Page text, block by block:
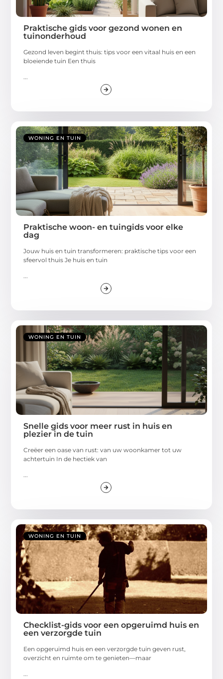
Praktische gids voor gezond wonen en
tuinonderhoud
Gezond leven begint thuis: tips voor een vitaal huis en een
bloeiende tuin Een thuis
...
WONING EN TUIN
Praktische woon- en tuingids voor elke
dag
Jouw huis en tuin transformeren: praktische tips voor een
sfeervol thuis Je huis en tuin
...
WONING EN TUIN
Snelle gids voor meer rust in huis en
plezier in de tuin
Creëer een oase van rust: van uw woonkamer tot uw
achtertuin In de hectiek van
...
WONING EN TUIN
Checklist-gids voor een opgeruimd huis en
een verzorgde tuin
Een opgeruimd huis en een verzorgde tuin geven rust,
overzicht en ruimte om te genieten—maar
...